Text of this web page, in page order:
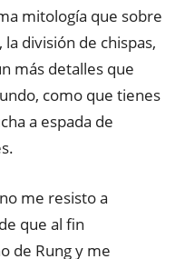
mitología que sobre
división de chispas,
más detalles que
como que tienes
a espada de
me resisto a
que al fin
de Rung y me